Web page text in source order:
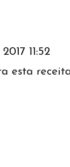
11:52
esta